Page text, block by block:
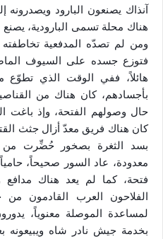
آنذاك يصنعون البارود ويصدرونه
هناك محلة تسمى البارودية، يصنع
ومن لم تصدّه المدفعية
فتوزع جسده على السيوف
هائلاً، ففي الوقت الذي تطوّع
بأجسادهم، كان هناك من
حال وصولهم الفتحة، وإذ باغت
كان هناك فريق معدّ أزال جثث
بسد الثغرة بصخور حُضِّرت من
معدودة، عاد السور صحيحاً،
فتحة، كما لم يعد هناك مدافع
الفلاحون العرب القادمون من
لمساعدة الموصلة معنوياً،
بخدمة جيش نادر شاه ويبيعونه